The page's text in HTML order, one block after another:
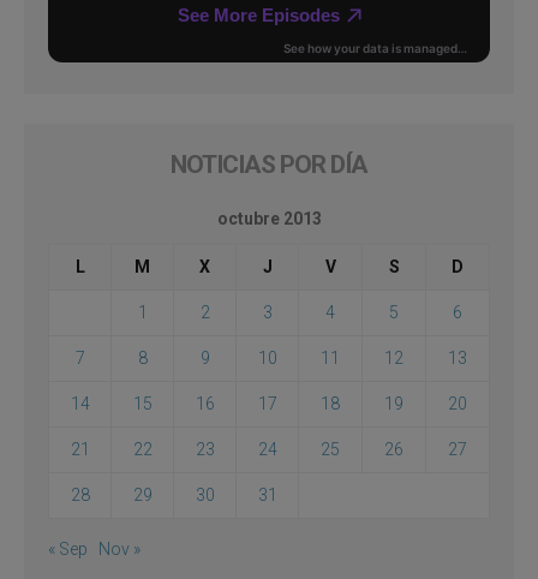
NOTICIAS POR DÍA
octubre 2013
L M X J V S D
1 2 3 4 5 6
7 8 9 10 11 12 13
14 15 16 17 18 19 20
21 22 23 24 25 26 27
28 29 30 31
« Sep Nov »